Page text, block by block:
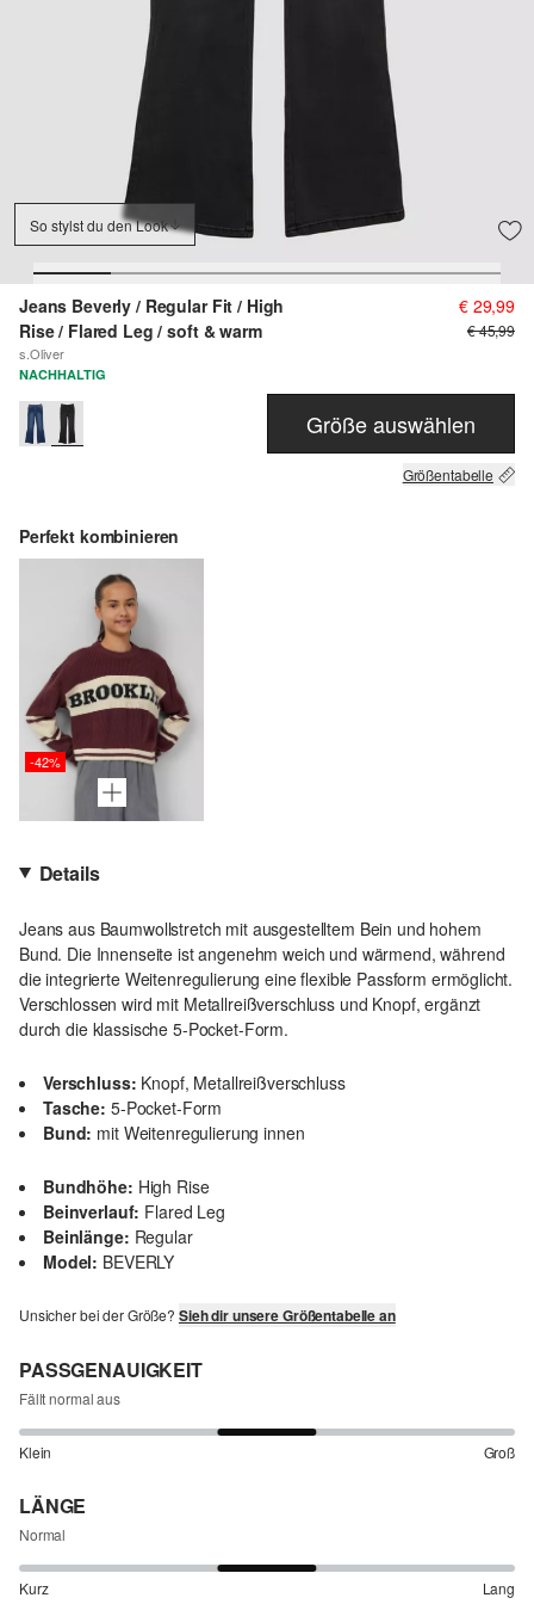
So stylst du den Look
Jeans Beverly / Regular Fit / High
Rise / Flared Leg / soft & warm
s.Oliver
€ 29,99
€ 45,99
NACHHALTIG
Größe auswählen
Größentabelle
Perfekt kombinieren
-42%
Details
Jeans aus Baumwollstretch mit ausgestelltem Bein und hohem
Bund. Die Innenseite ist angenehm weich und wärmend, während
die integrierte Weitenregulierung eine flexible Passform ermöglicht.
Verschlossen wird mit Metallreißverschluss und Knopf, ergänzt
durch die klassische 5-Pocket-Form.
Verschluss: Knopf, Metallreißverschluss
Tasche: 5-Pocket-Form
Bund: mit Weitenregulierung innen
Bundhöhe: High Rise
Beinverlauf: Flared Leg
Beinlänge: Regular
Model: BEVERLY
Unsicher bei der Größe? Sieh dir unsere Größentabelle an
PASSGENAUIGKEIT
Fällt normal aus
Klein Groß
LÄNGE
Normal
Kurz Lang